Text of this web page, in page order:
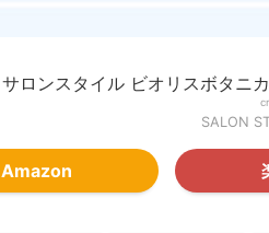
サロンスタイル ビオリスボタニ
SALON
Amazon